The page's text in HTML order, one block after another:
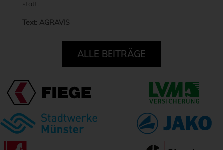
statt.
Text: AGRAVIS
ALLE BEITRÄGE